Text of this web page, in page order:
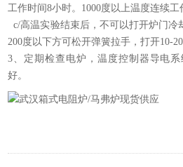
工作时间8小时。1000度以上温度连续工
c/高温实验结束后，不可以打开炉门冷
200度以下方可松开弹簧拉手，打开10-
3、定期检查电炉，温度控制器导电
好。